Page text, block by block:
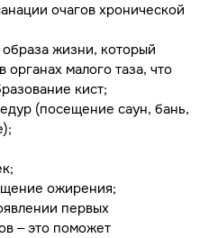
очагов хронической
жизни, который
органах малого таза, что
кист;
(посещение саун, бань,
ожирения;
первых
– это поможет